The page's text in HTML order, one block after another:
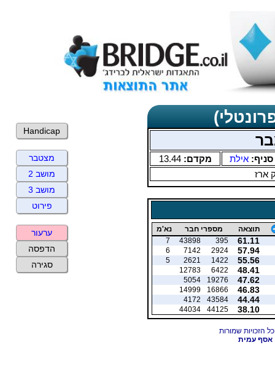
סניף:אילת מקדם:13.44
ארז
תוצאה מספרי חבר נא'מ
61.11
395
43898
7
57.94
2924
7142
6
55.56
1422
2621
5
48.41
6422
12783
47.62
19276
5054
46.83
16866
14999
44.44
43584
4172
38.10
44125
44034
אסף עמית
Handicap
מצטבר
מושב 2
מושב 3
פירוט
ערעור
הדפסה
סגירה